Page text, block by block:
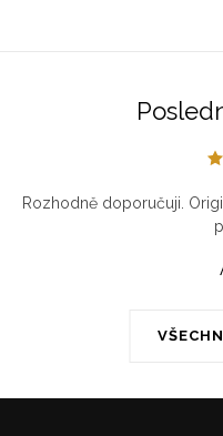
Rozhodně doporučuji.